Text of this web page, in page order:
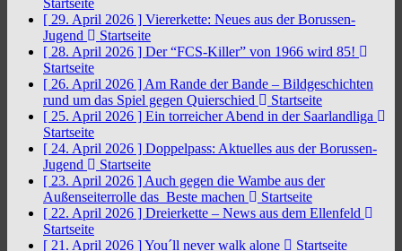
Startseite
[ 29. April 2026 ] Viererkette: Neues aus der Borussen-
Jugend
Startseite
[ 28. April 2026 ] Der “FCS-Killer” von 1966 wird 85!
Startseite
[ 26. April 2026 ] Am Rande der Bande – Bildgeschichten
rund um das Spiel gegen Quierschied
Startseite
[ 25. April 2026 ] Ein torreicher Abend in der Saarlandliga
Startseite
[ 24. April 2026 ] Doppelpass: Aktuelles aus der Borussen-
Jugend
Startseite
[ 23. April 2026 ] Auch gegen die Wambe aus der
Außenseiterrolle das Beste machen
Startseite
[ 22. April 2026 ] Dreierkette – News aus dem Ellenfeld
Startseite
[ 21. April 2026 ]You´ll never walk alone
Startseite